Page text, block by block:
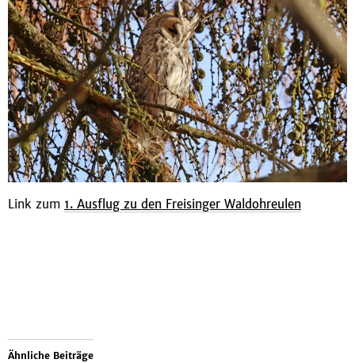
Link zum 1. Ausflug zu den Freisinger Waldohreulen
Ähnliche Beiträge